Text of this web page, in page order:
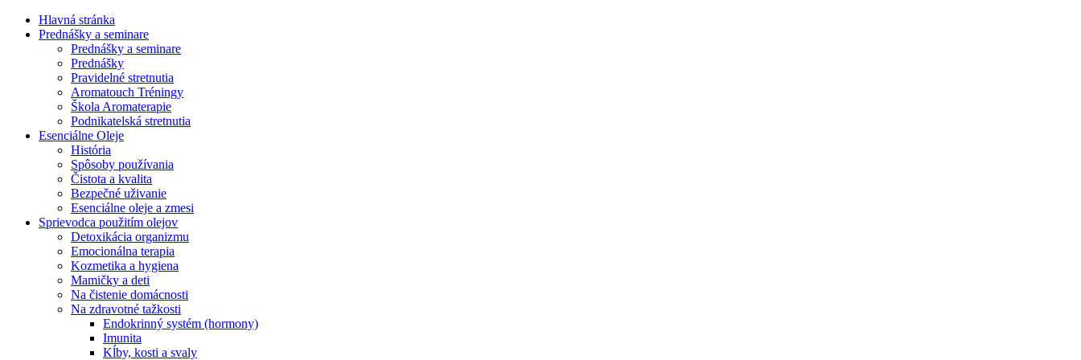
Hlavná stránka
Prednášky a seminare
Prednášky a seminare
Prednášky
Pravidelné stretnutia
Aromatouch Tréningy
Škola Aromaterapie
Podnikatelská stretnutia
Esenciálne Oleje
História
Spôsoby používania
Čistota a kvalita
Bezpečné uživanie
Esenciálne oleje a zmesi
Sprievodca použitím olejov
Detoxikácia organizmu
Emocionálna terapia
Kozmetika a hygiena
Mamičky a deti
Na čistenie domácnosti
Na zdravotné tažkosti
Endokrinný systém (hormony)
Imunita
Kĺby, kosti a svaly